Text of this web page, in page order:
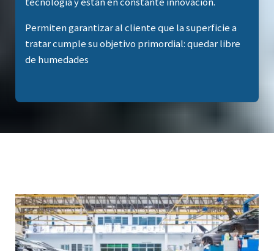
Permiten garantizar al cliente que la superficie a
tratar cumple su objetivo primordial: quedar libre
de humedades